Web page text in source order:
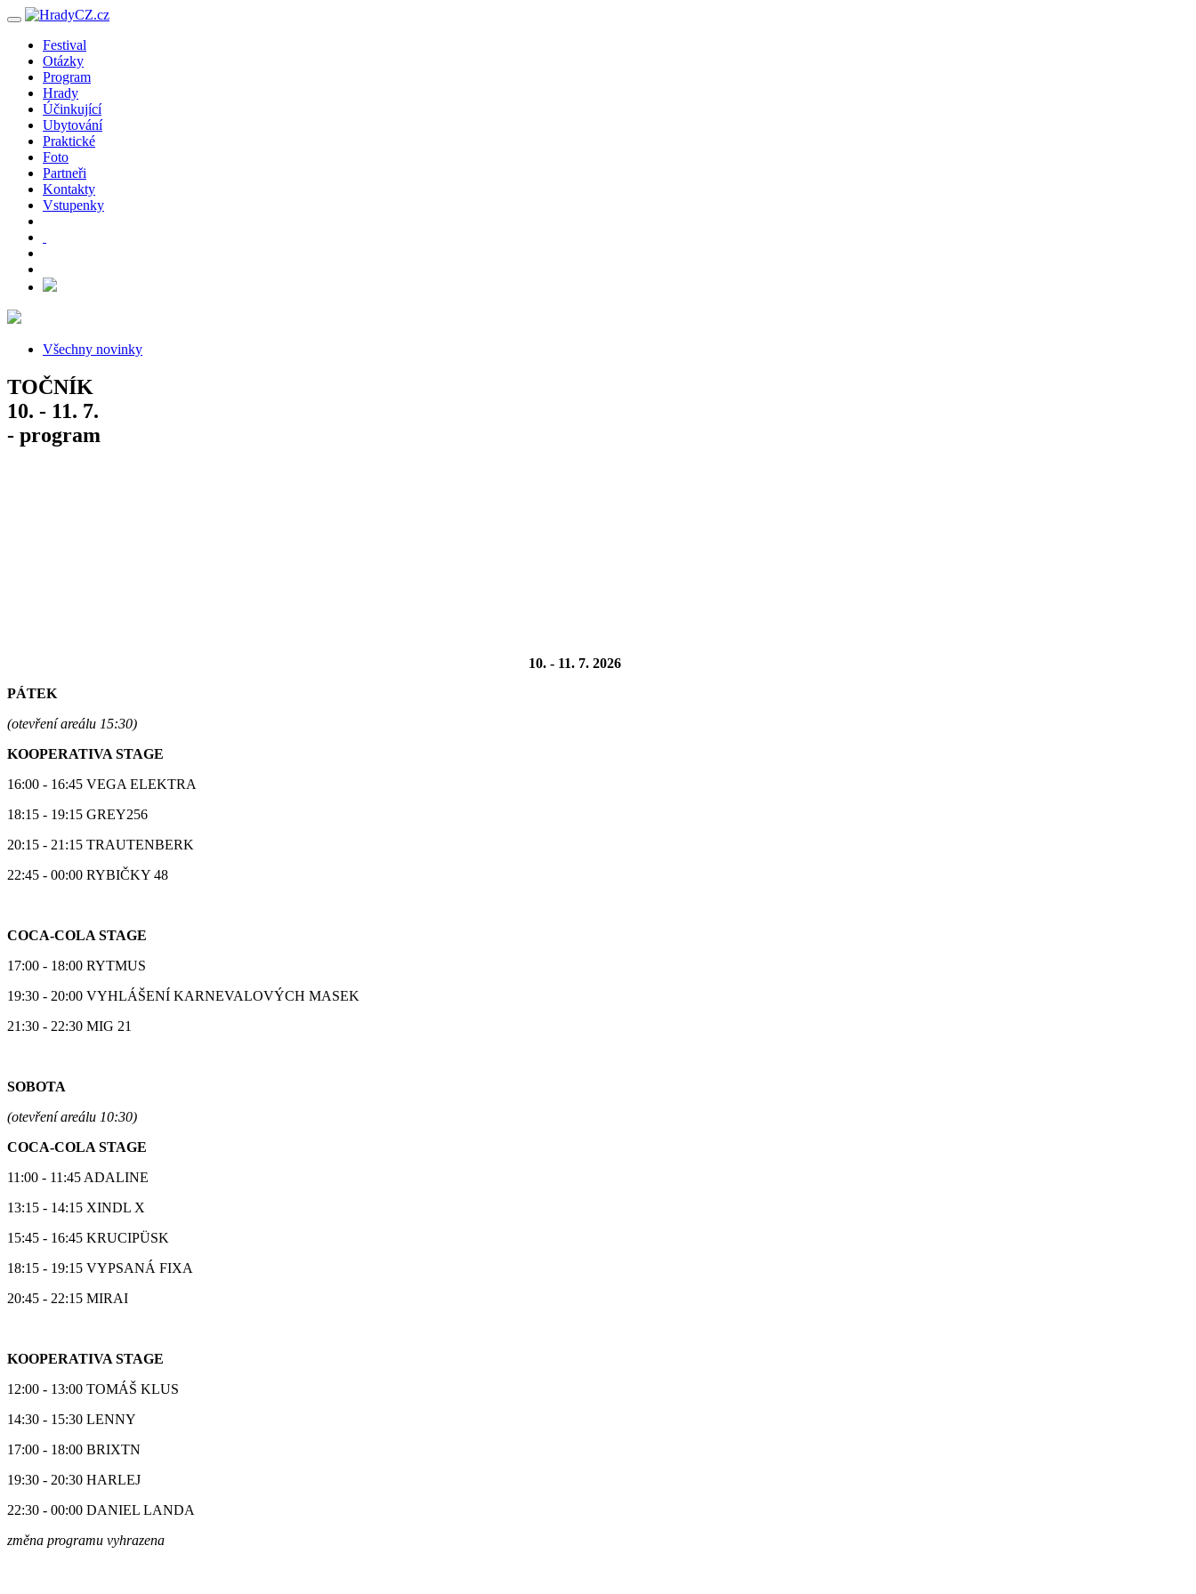
Festival
Otázky
Program
Hrady
Účinkující
Ubytování
Praktické
Foto
Partneři
Kontakty
Vstupenky
Všechny novinky
TOČNÍK
10. - 11. 7.
- program
10. - 11. 7. 2026
PÁTEK
(otevření areálu 15:30)
KOOPERATIVA STAGE
16:00 - 16:45 VEGA ELEKTRA
18:15 - 19:15 GREY256
20:15 - 21:15 TRAUTENBERK
22:45 - 00:00 RYBIČKY 48
COCA-COLA STAGE
17:00 - 18:00 RYTMUS
19:30 - 20:00 VYHLÁŠENÍ KARNEVALOVÝCH MASEK
21:30 - 22:30 MIG 21
SOBOTA
(otevření areálu 10:30)
COCA-COLA STAGE
11:00 - 11:45 ADALINE
13:15 - 14:15 XINDL X
15:45 - 16:45 KRUCIPÜSK
18:15 - 19:15 VYPSANÁ FIXA
20:45 - 22:15 MIRAI
KOOPERATIVA STAGE
12:00 - 13:00 TOMÁŠ KLUS
14:30 - 15:30 LENNY
17:00 - 18:00 BRIXTN
19:30 - 20:30 HARLEJ
22:30 - 00:00 DANIEL LANDA
změna programu vyhrazena